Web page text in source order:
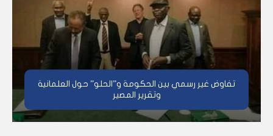
تفاوض غير رسمي بين الحكومة و”الحلو” حول العلمانية
وتقرير المصير